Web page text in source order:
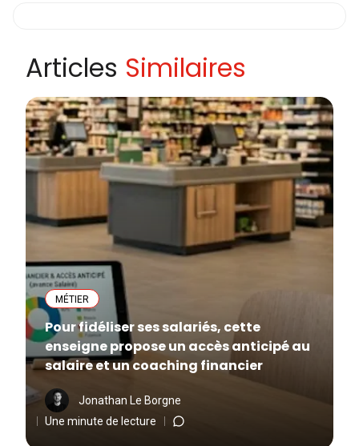
Articles Similaires
MÉTIER
Pour fidéliser ses salariés, cette
enseigne propose un accès anticipé au
salaire et un coaching financier
Jonathan Le Borgne
Une minute de lecture